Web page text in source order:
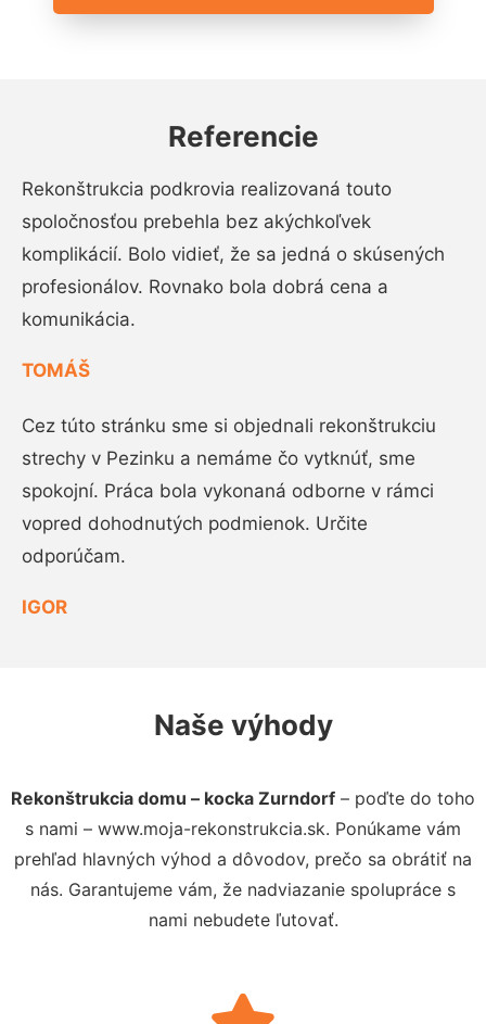
Referencie
Rekonštrukcia podkrovia realizovaná touto
spoločnosťou prebehla bez akýchkoľvek
komplikácií. Bolo vidieť, že sa jedná o skúsených
profesionálov. Rovnako bola dobrá cena a
komunikácia.
TOMÁŠ
Cez túto stránku sme si objednali rekonštrukciu
strechy v Pezinku a nemáme čo vytknúť, sme
spokojní. Práca bola vykonaná odborne v rámci
vopred dohodnutých podmienok. Určite
odporúčam.
IGOR
Naše výhody
Rekonštrukcia domu – kocka Zurndorf – poďte do toho
s nami – www.moja-rekonstrukcia.sk. Ponúkame vám
prehľad hlavných výhod a dôvodov, prečo sa obrátiť na
nás. Garantujeme vám, že nadviazanie spolupráce s
nami nebudete ľutovať.